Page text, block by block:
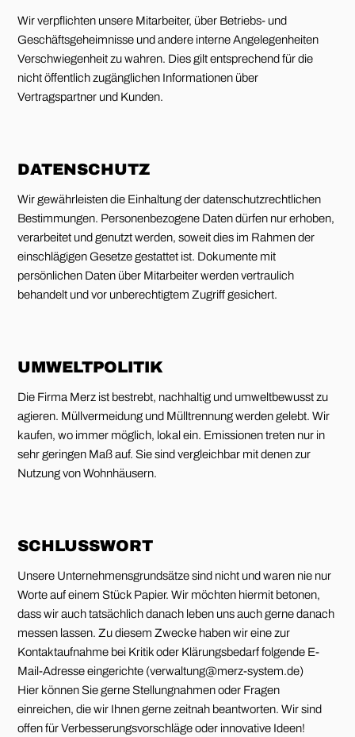
Wir verpflichten unsere Mitarbeiter, über Betriebs- und
Geschäftsgeheimnisse und andere interne Angelegenheiten
Verschwiegenheit zu wahren. Dies gilt entsprechend für die
nicht öffentlich zugänglichen Informationen über
Vertragspartner und Kunden.
DATENSCHUTZ
Wir gewährleisten die Einhaltung der datenschutzrechtlichen
Bestimmungen. Personenbezogene Daten dürfen nur erhoben,
verarbeitet und genutzt werden, soweit dies im Rahmen der
einschlägigen Gesetze gestattet ist. Dokumente mit
persönlichen Daten über Mitarbeiter werden vertraulich
behandelt und vor unberechtigtem Zugriff gesichert.
UMWELTPOLITIK
Die Firma Merz ist bestrebt, nachhaltig und umweltbewusst zu
agieren. Müllvermeidung und Mülltrennung werden gelebt. Wir
kaufen, wo immer möglich, lokal ein. Emissionen treten nur in
sehr geringen Maß auf. Sie sind vergleichbar mit denen zur
Nutzung von Wohnhäusern.
SCHLUSSWORT
Unsere Unternehmensgrundsätze sind nicht und waren nie nur
Worte auf einem Stück Papier. Wir möchten hiermit betonen,
dass wir auch tatsächlich danach leben uns auch gerne danach
messen lassen. Zu diesem Zwecke haben wir eine zur
Kontaktaufnahme bei Kritik oder Klärungsbedarf folgende E-
Mail-Adresse eingerichte (verwaltung@merz-system.de)
Hier können Sie gerne Stellungnahmen oder Fragen
einreichen, die wir Ihnen gerne zeitnah beantworten. Wir sind
offen für Verbesserungsvorschläge oder innovative Ideen!